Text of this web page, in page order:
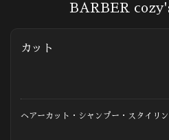
BARBER
カット
ヘアーカット・シャンプー・スタイリ